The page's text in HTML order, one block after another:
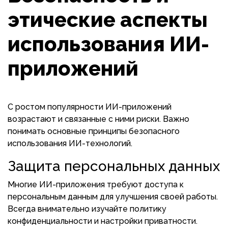
этические аспекты
использования ИИ-
приложений
С ростом популярности ИИ-приложений
возрастают и связанные с ними риски. Важно
понимать основные принципы безопасного
использования ИИ-технологий.
Защита персональных данных
Многие ИИ-приложения требуют доступа к
персональным данным для улучшения своей работы.
Всегда внимательно изучайте политику
конфиденциальности и настройки приватности.